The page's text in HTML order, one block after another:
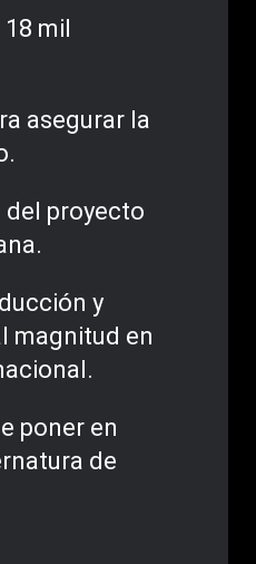
mil
asegurar la
del proyecto
y
magnitud en
poner en
de